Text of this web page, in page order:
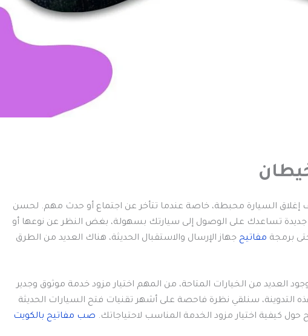
إغلاق السيارة محبطة، خاصة عندما تتأخر عن اجتماع أو حدث مهم. لحسن
جديدة تساعدك على الوصول إلى سيارتك بسهولة، بغض النظر عن نوعها أو
برمجة مفاتيح جهاز الإرسال والاستقبال الحديثة، هناك العديد من الطرق
العديد من الخيارات المتاحة، من المهم اختيار مزود خدمة موثوق وجدير
التدوينة، سنلقي نظرة فاحصة على أشهر تقنيات فتح السيارات الحديثة
حول كيفية اختيار مزود الخدمة المناسب لاحتياجاتك. صب مفاتيح بالكويت